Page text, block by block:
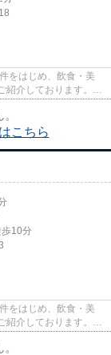
をはじめ、飲食・美
介しております。
こちら
歩10分
をはじめ、飲食・美
介しております。